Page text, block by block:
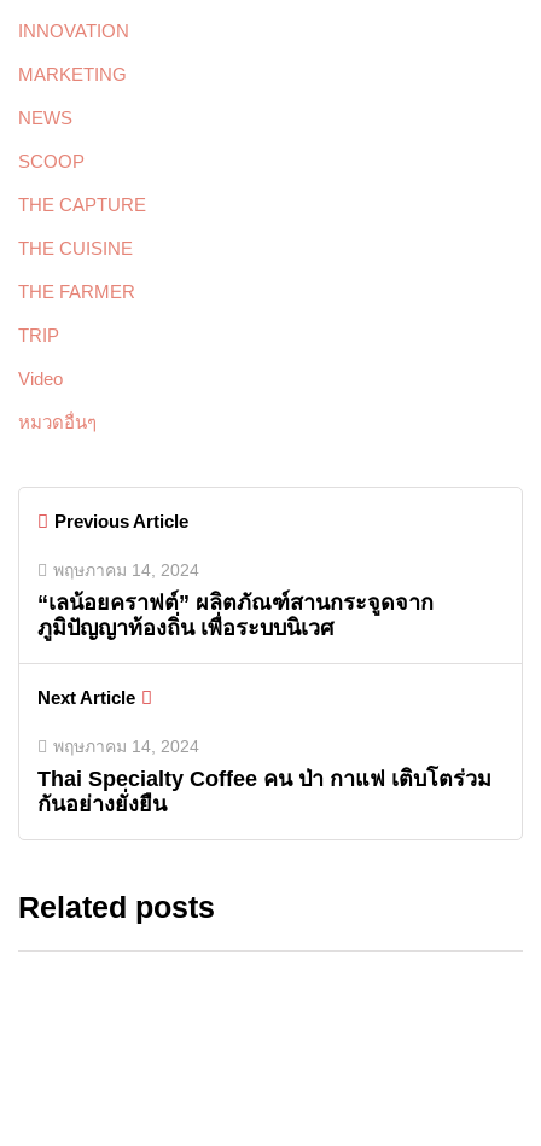
INNOVATION
MARKETING
NEWS
SCOOP
THE CAPTURE
THE CUISINE
THE FARMER
TRIP
Video
หมวดอื่นๆ
Previous Article
พฤษภาคม 14, 2024
“เลน้อยคราฟต์” ผลิตภัณฑ์สานกระจูดจาก
ภูมิปัญญาท้องถิ่น เพื่อระบบนิเวศ
Next Article
พฤษภาคม 14, 2024
Thai Specialty Coffee คน ป่า กาแฟ เติบโตร่วม
กันอย่างยั่งยืน
Related posts